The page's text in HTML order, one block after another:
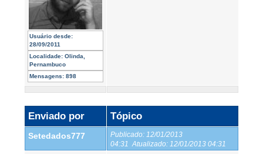
Usuário desde:
28/09/2011
Localidade: Olinda,
Pernambuco
Mensagens: 898
Enviado por Tópico
Setedados777 Publicado: 12/01/2013
04:31 Atualizado: 12/01/2013 04:31